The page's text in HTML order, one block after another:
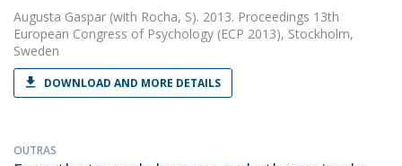
Augusta Gaspar (with Rocha, S). 2013. Proceedings 13th
European Congress of Psychology (ECP 2013), Stockholm,
Sweden
DOWNLOAD AND MORE DETAILS
OUTRAS